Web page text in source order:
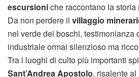
escursioniche raccontano la
Da non perdere il villaggio
nel verde dei boschi, testimonianza
industriale ormai silenzioso ma
Tra i luoghi di culto più importanti
Sant’Andrea Apostolo, risalente al